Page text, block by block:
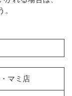
マミ店